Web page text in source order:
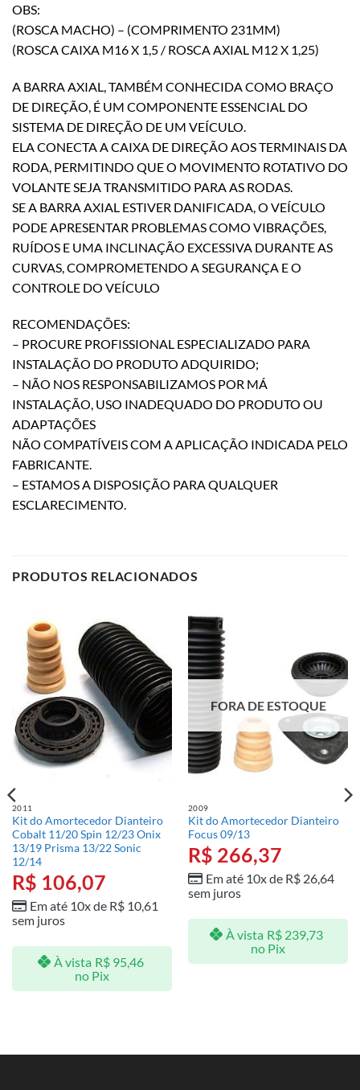
OBS:
(ROSCA MACHO) – (COMPRIMENTO 231MM)
(ROSCA CAIXA M16 X 1,5 / ROSCA AXIAL M12 X 1,25)
A BARRA AXIAL, TAMBÉM CONHECIDA COMO BRAÇO
DE DIREÇÃO, É UM COMPONENTE ESSENCIAL DO
SISTEMA DE DIREÇÃO DE UM VEÍCULO.
ELA CONECTA A CAIXA DE DIREÇÃO AOS TERMINAIS DA
RODA, PERMITINDO QUE O MOVIMENTO ROTATIVO DO
VOLANTE SEJA TRANSMITIDO PARA AS RODAS.
SE A BARRA AXIAL ESTIVER DANIFICADA, O VEÍCULO
PODE APRESENTAR PROBLEMAS COMO VIBRAÇÕES,
RUÍDOS E UMA INCLINAÇÃO EXCESSIVA DURANTE AS
CURVAS, COMPROMETENDO A SEGURANÇA E O
CONTROLE DO VEÍCULO
RECOMENDAÇÕES:
– PROCURE PROFISSIONAL ESPECIALIZADO PARA
INSTALAÇÃO DO PRODUTO ADQUIRIDO;
– NÃO NOS RESPONSABILIZAMOS POR MÁ
INSTALAÇÃO, USO INADEQUADO DO PRODUTO OU
ADAPTAÇÕES
NÃO COMPATÍVEIS COM A APLICAÇÃO INDICADA PELO
FABRICANTE.
– ESTAMOS A DISPOSIÇÃO PARA QUALQUER
ESCLARECIMENTO.
PRODUTOS RELACIONADOS
2011
Kit do Amortecedor Dianteiro
Cobalt 11/20 Spin 12/23 Onix
13/19 Prisma 13/22 Sonic
12/14
R$ 106,07
Em até 10x de R$10,61
sem juros
À vista R$95,46
no Pix
FORA DE ESTOQUE
2009
Kit do Amortecedor Dianteiro
Focus 09/13
R$ 266,37
Em até 10x de R$26,64
sem juros
À vista R$ 239,73
no Pix